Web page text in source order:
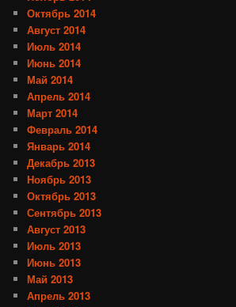
Октябрь 2014
Август 2014
Июль 2014
Июнь 2014
Май 2014
Апрель 2014
Март 2014
Февраль 2014
Январь 2014
Декабрь 2013
Ноябрь 2013
Октябрь 2013
Сентябрь 2013
Август 2013
Июль 2013
Июнь 2013
Май 2013
Апрель 2013